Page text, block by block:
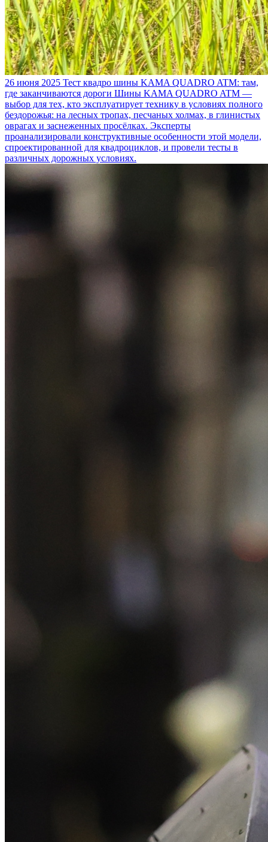
26 июня 2025 Тест квадро шины KAMA QUADRO ATM: там,
где заканчиваются дороги Шины KAMA QUADRO ATM —
выбор для тех, кто эксплуатирует технику в условиях полного
бездорожья: на лесных тропах, песчаных холмах, в глинистых
оврагах и заснеженных просёлках. Эксперты
проанализировали конструктивные особенности этой модели,
спроектированной для квадроциклов, и провели тесты в
различных дорожных условиях.